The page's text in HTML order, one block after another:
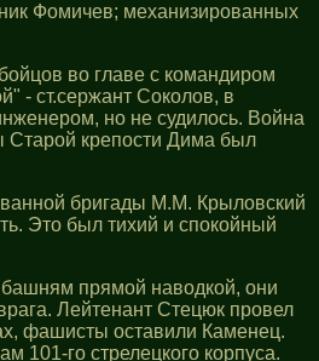
Фомичев; механизированных
во главе с командиром
- ст.сержант Соколов, в
но не судилось. Война
Старой крепости Дима был
бригады М.М. Крыловский
Это был тихий и спокойный
прямой наводкой, они
Лейтенант Стецюк провел
фашисты оставили Каменец.
101-го стрелецкого корпуса.